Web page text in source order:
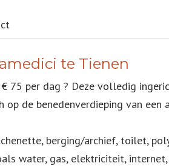
te Tienen
75 per dag ? Deze volledig
de benedenverdieping van
berging/archief, toilet,
water, gas, elektriciteit, internet,